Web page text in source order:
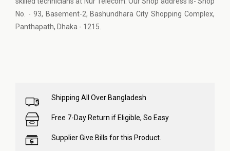
No. - 93, Basement-2, Bashundhara City Shopping Complex,
Panthapath, Dhaka - 1215.
Shipping All Over Bangladesh
Free 7-Day Return if Eligible, So Easy
Supplier Give Bills for this Product.